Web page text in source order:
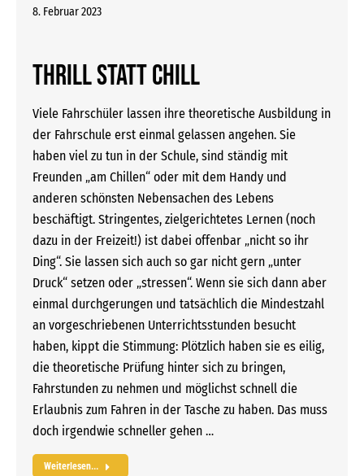
8. Februar 2023
Thrill statt Chill
Viele Fahrschüler lassen ihre theoretische Ausbildung in
der Fahrschule erst einmal gelassen angehen. Sie
haben viel zu tun in der Schule, sind ständig mit
Freunden „am Chillen“ oder mit dem Handy und
anderen schönsten Nebensachen des Lebens
beschäftigt. Stringentes, zielgerichtetes Lernen (noch
dazu in der Freizeit!) ist dabei offenbar „nicht so ihr
Ding“. Sie lassen sich auch so gar nicht gern „unter
Druck“ setzen oder „stressen“. Wenn sie sich dann aber
einmal durchgerungen und tatsächlich die Mindestzahl
an vorgeschriebenen Unterrichtsstunden besucht
haben, kippt die Stimmung: Plötzlich haben sie es eilig,
die theoretische Prüfung hinter sich zu bringen,
Fahrstunden zu nehmen und möglichst schnell die
Erlaubnis zum Fahren in der Tasche zu haben. Das muss
doch irgendwie schneller gehen …
Weiterlesen...